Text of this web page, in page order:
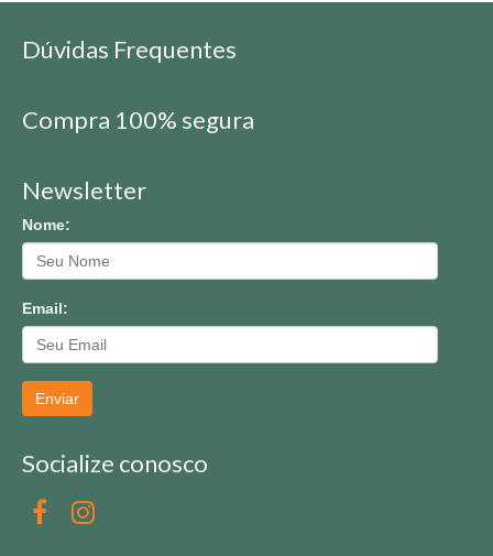
Dúvidas Frequentes
Compra 100% segura
Newsletter
Nome:
Email:
Enviar
Socialize conosco